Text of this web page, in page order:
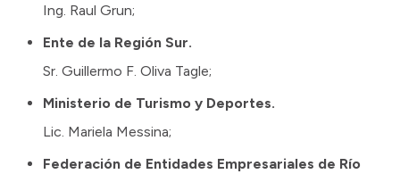
Ing. Raul Grun;
Ente de la Región Sur.
Sr. Guillermo F. Oliva Tagle;
Ministerio de Turismo y Deportes.
Lic. Mariela Messina;
Federación de Entidades Empresariales de Río